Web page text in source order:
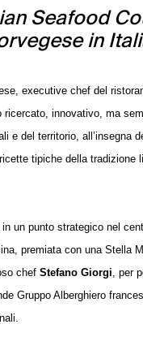
Seafood
in
executive chef del
innovativo, ma
e del territorio, all’insegna
tipiche della
un punto strategico nel
premiata con una Stella
chef Stefano Giorgi , per
Gruppo Alberghiero